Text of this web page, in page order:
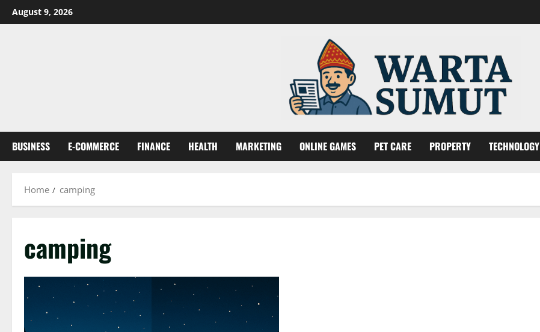
Skip
to
August 9, 2026
BUSINESS E-COMMERCE FINANCE HEALTH MARKETING ONLINE GAMES PET CARE PROPERTY TECHNOLOGY
Home camping
camping